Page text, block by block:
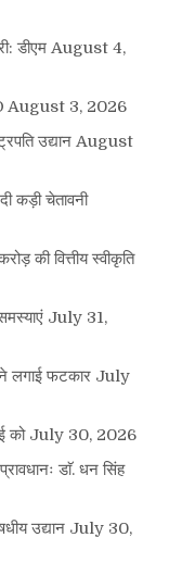
डीएम August 4,
August 3, 2026
उद्यान August
कड़ी चेतावनी
की वित्तीय स्वीकृति
July 31,
ने लगाई फटकार July
को July 30, 2026
डाॅ. धन सिंह
उद्यान July 30,